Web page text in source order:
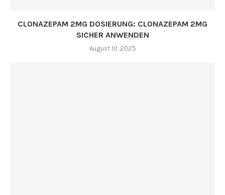
CLONAZEPAM 2MG DOSIERUNG: CLONAZEPAM 2MG
SICHER ANWENDEN
August 10, 2025